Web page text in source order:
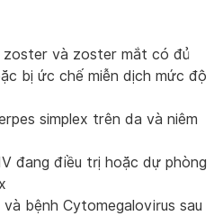
zoster và zoster mắt có đủ
bị ức chế miễn dịch mức độ
simplex trên da và niêm
đang điều trị hoặc dự phòng
bệnh Cytomegalovirus sau